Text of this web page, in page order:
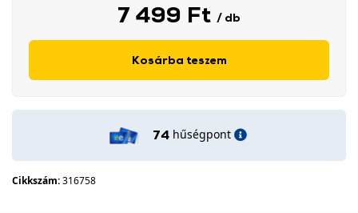
7 499 Ft / db
Kosárba teszem
74 hűségpont
Cikkszám:316758